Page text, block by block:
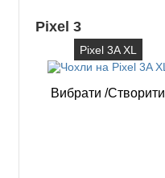
Pixel 3
Pixel 3A XL
Вибрати /Створити